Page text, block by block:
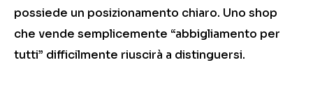
possiede un posizionamento chiaro. Uno shop
che vende semplicemente “abbigliamento per
tutti” difficilmente riuscirà a distinguersi.